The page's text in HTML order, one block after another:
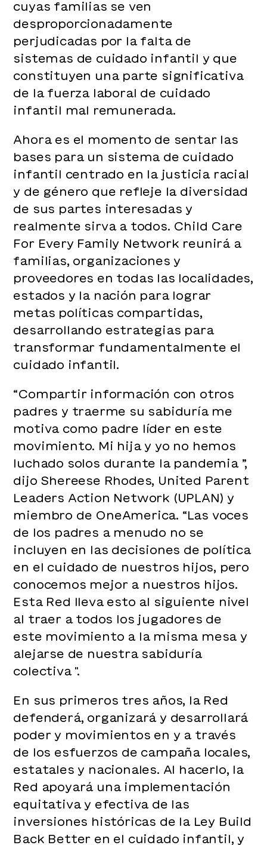
cuyas familias se ven
desproporcionadamente
perjudicadas por la falta de
sistemas de cuidado infantil y que
constituyen una parte significativa
de la fuerza laboral de cuidado
infantil mal remunerada.
Ahora es el momento de sentar las
bases para un sistema de cuidado
infantil centrado en la justicia racial
y de género que refleje la diversidad
de sus partes interesadas y
realmente sirva a todos. Child Care
For Every Family Network reunirá a
familias, organizaciones y
proveedores en todas las localidades,
estados y la nación para lograr
metas políticas compartidas,
desarrollando estrategias para
transformar fundamentalmente el
cuidado infantil.
“Compartir información con otros
padres y traerme su sabiduría me
motiva como padre líder en este
movimiento. Mi hija y yo no hemos
luchado solos durante la pandemia ”,
dijo Shereese Rhodes, United Parent
Leaders Action Network (UPLAN) y
miembro de OneAmerica. “Las voces
de los padres a menudo no se
incluyen en las decisiones de política
en el cuidado de nuestros hijos, pero
conocemos mejor a nuestros hijos.
Esta Red lleva esto al siguiente nivel
al traer a todos los jugadores de
este movimiento a la misma mesa y
alejarse de nuestra sabiduría
colectiva ".
En sus primeros tres años, la Red
defenderá, organizará y desarrollará
poder y movimientos en y a través
de los esfuerzos de campaña locales,
estatales y nacionales. Al hacerlo, la
Red apoyará una implementación
equitativa y efectiva de las
inversiones históricas de la Ley Build
Back Better en el cuidado infantil, y